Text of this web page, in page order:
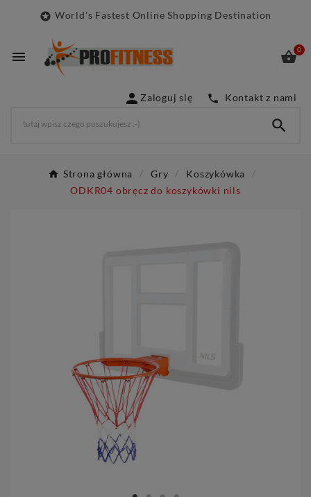
 World's Fastest Online Shopping Destination
 0
 Zaloguj się  Kontakt z nami

Strona główna Gry
Koszykówka
ODKR04 obręcz do koszykówki nils